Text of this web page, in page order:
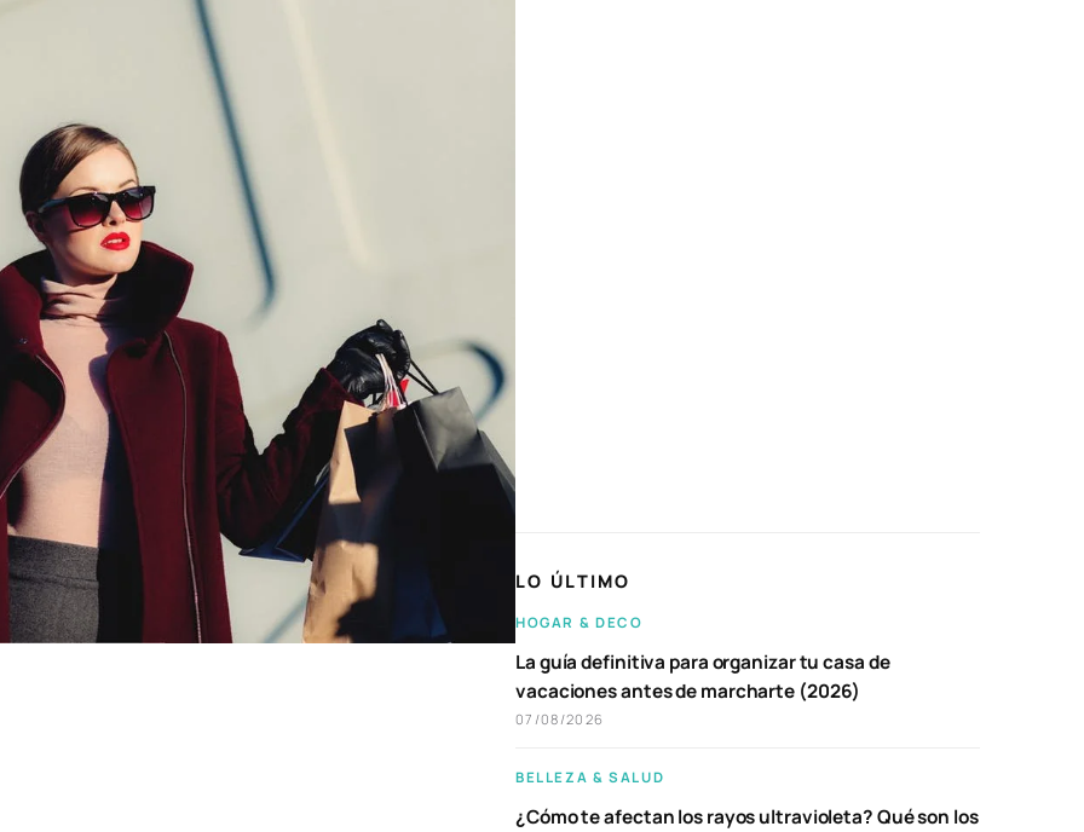
LO ÚLTIMO
HOGAR & DECO
La guía definitiva para organizar tu casa de
vacaciones antes de marcharte (2026)
07/08/2026
BELLEZA & SALUD
¿Cómo te afectan los rayos ultravioleta? Qué son los